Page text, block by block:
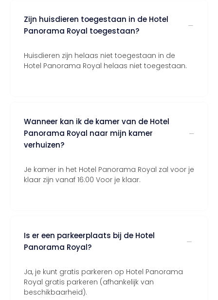
Zijn huisdieren toegestaan in de Hotel
Panorama Royal toegestaan?
Huisdieren zijn helaas niet toegestaan in de
Hotel Panorama Royal helaas niet toegestaan.
Wanneer kan ik de kamer van de Hotel
Panorama Royal naar mijn kamer
verhuizen?
Je kamer in het Hotel Panorama Royal zal voor je
klaar zijn vanaf 16:00 Voor je klaar.
Is er een parkeerplaats bij de Hotel
Panorama Royal?
Ja, je kunt gratis parkeren op Hotel Panorama
Royal gratis parkeren (afhankelijk van
beschikbaarheid).